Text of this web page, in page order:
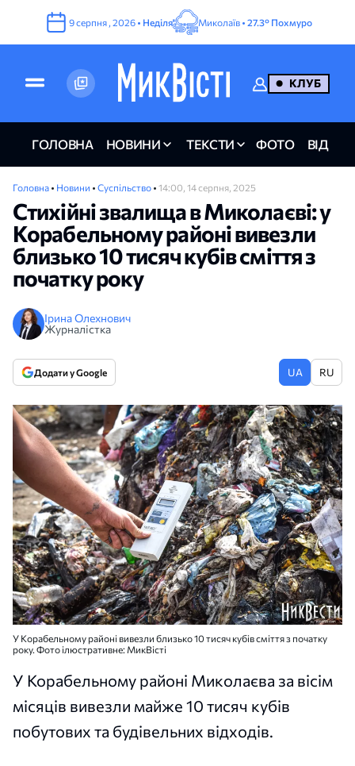
9серпня , 2026 • Неділя Миколаїв • 27.3° Похмуро
КЛУБ
ГОЛОВНА НОВИНИ ТЕКСТИ ФОТО ВІДЕО
Головна • Новини • Суспільство • 14:00, 14 серпня, 2025
Стихійні звалища в Миколаєві: у
Корабельному районі вивезли
близько 10 тисяч кубів сміття з
початку року
Ірина Олехнович
Журналістка
Додати у Google UA RU
У Корабельному районі вивезли близько 10 тисяч кубів сміття з початку
року. Фото ілюстративне: МикВісті
У Корабельному районі Миколаєва за вісім
місяців вивезли майже 10 тисяч кубів
побутових та будівельних відходів.